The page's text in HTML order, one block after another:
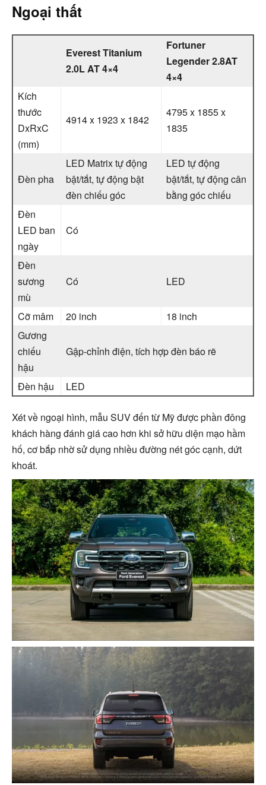
Ngoại thất
Everest Titanium
2.0L AT 4×4
Fortuner
Legender 2.8AT
4×4
Kích
thước
DxRxC
(mm)
4914 x 1923 x 1842
4795 x 1855 x
1835
Đèn pha
LED Matrix tự động
bật/tắt, tự động bật
đèn chiếu góc
LED tự động
bật/tắt, tự động cân
bằng góc chiếu
Đèn
LED ban
ngày
Có
Đèn
sương
mù
Có LED
Cỡ mâm 20 inch
18 inch
Gương
chiếu
hậu
Gập-chỉnh điện, tích hợp đèn báo rẽ
Đèn hậu LED
Xét về ngoại hình, mẫu SUV đến từ Mỹ được phần đông
khách hàng đánh giá cao hơn khi sở hữu diện mạo hầm
hố, cơ bắp nhờ sử dụng nhiều đường nét góc cạnh, dứt
khoát.